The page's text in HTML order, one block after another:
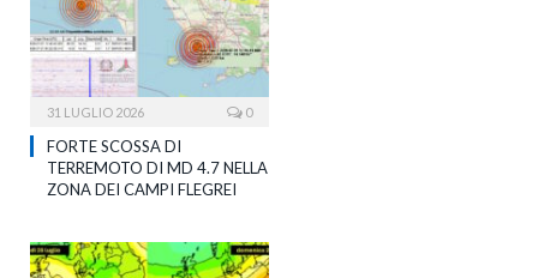
31 LUGLIO 2026 0
FORTE SCOSSA DI
TERREMOTO DI MD 4.7 NELLA
ZONA DEI CAMPI FLEGREI